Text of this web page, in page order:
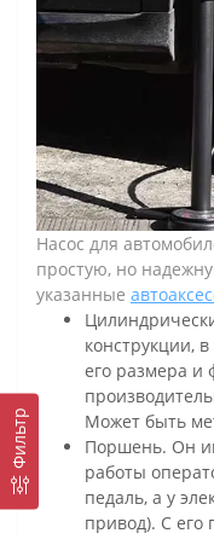
Фильтр
Насос для
простую, но
указанные
конструкции,
его размера и
Может быть
Поршень. Он
работы
педаль, а у
привод). С